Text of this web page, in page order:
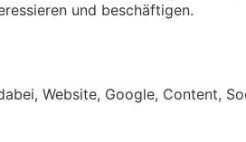
und beschäftigen.
Website, Google, Content,